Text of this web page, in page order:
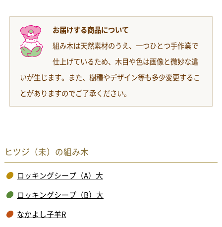
お届けする商品について
組み木は天然素材のうえ、一つひとつ手作業で
仕上げているため、木目や色は画像と微妙な違
いが生じます。また、樹種やデザイン等も多少変更するこ
とがありますのでご了承ください。
ヒツジ（未）の組み木
ロッキングシープ（A）大
ロッキングシープ（B）大
なかよし子羊R